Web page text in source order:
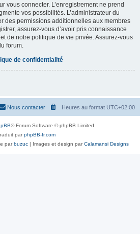
vous connecter. L’enregistrement ne prend
vos possibilités. L’administrateur du
des permissions additionnelles aux membres
assurez-vous d’avoir pris connaissance
de notre politique de vie privée. Assurez-vous
forum.
de confidentialité
Heures au format UTC+02:00
Nous contacter
® Forum Software © phpBB Limited
parphpBB-fr.com
parbuzuc| Images et design parCalamansi Designs